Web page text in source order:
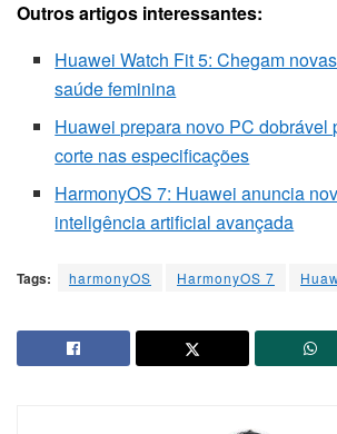
Outros artigos interessantes:
Huawei Watch Fit 5: Chegam
saúde feminina
Huawei prepara novo PC dobrável
corte nas especificações
HarmonyOS 7: Huawei anuncia
inteligência artificial avançada
Tags: harmonyOS HarmonyOS 7